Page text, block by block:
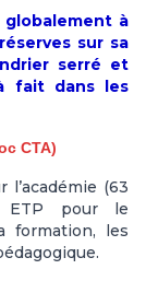
à
sur sa
serré et
fait dans les
CTA)
l’académie (63
ETP pour le
formation, les